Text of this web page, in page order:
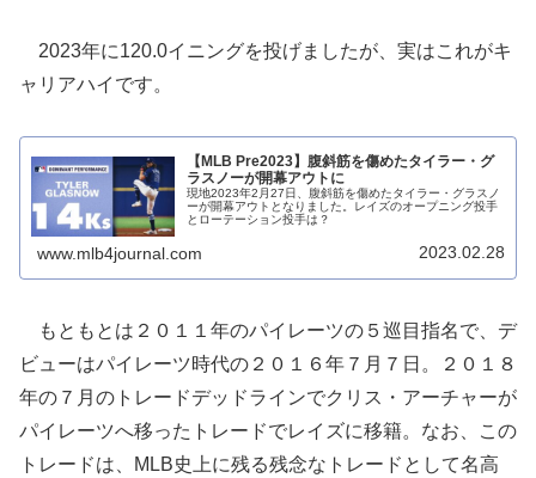
2023年に120.0イニングを投げましたが、実はこれがキ
ャリアハイです。
【MLB Pre2023】腹斜筋を傷めたタイラー・グ
ラスノーが開幕アウトに
現地2023年2月27日、腹斜筋を傷めたタイラー・グラスノ
ーが開幕アウトとなりました。レイズのオープニング投手
とローテーション投手は？
www.mlb4journal.com 2023.02.28
もともとは２０１１年のパイレーツの５巡目指名で、デ
ビューはパイレーツ時代の２０１６年７月７日。２０１８
年の７月のトレードデッドラインでクリス・アーチャーが
パイレーツへ移ったトレードでレイズに移籍。なお、この
トレードは、MLB史上に残る残念なトレードとして名高